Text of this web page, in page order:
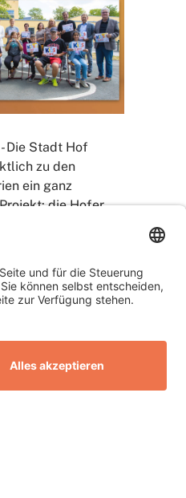
Die Stadt Hof
zu den
ein ganz
die Hofer